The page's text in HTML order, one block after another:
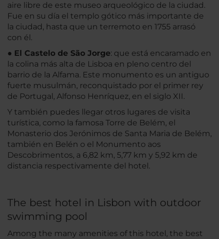
aire libre de este museo arqueológico de la ciudad.
Fue en su día el templo gótico más importante de
la ciudad, hasta que un terremoto en 1755 arrasó
con él.
● El Castelo de São Jorge: que está encaramado en
la colina más alta de Lisboa en pleno centro del
barrio de la Alfama. Este monumento es un antiguo
fuerte musulmán, reconquistado por el primer rey
de Portugal, Alfonso Henríquez, en el siglo XII.
Y también puedes llegar otros lugares de visita
turística, como la famosa Torre de Belém, el
Monasterio dos Jerónimos de Santa Maria de Belém,
también en Belén o el Monumento aos
Descobrimentos, a 6,82 km, 5,77 km y 5,92 km de
distancia respectivamente del hotel.
The best hotel in Lisbon with outdoor
swimming pool
Among the many amenities of this hotel, the best